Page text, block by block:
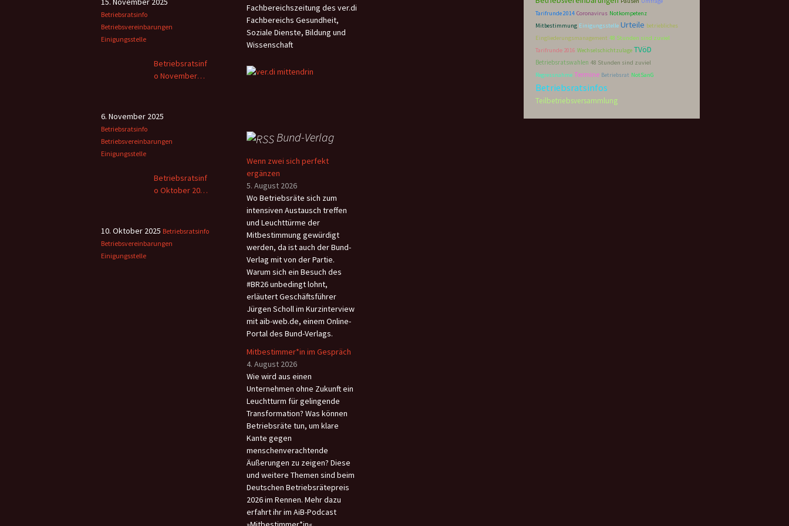
Tarifrunde 2014 Coronavirus Notkompetenz
Mitbestimmung Einigungsstelle Urteile betriebliches
Eingliederungsmanagement 48 Stunden sind zuviel
Tarifrunde 2016 Wechselschichtzulage TVöD
Betriebsratswahlen 48 Stunden sind zuviel
Regressnahme Termine Betriebsrat NotSanG
Betriebsratsinfos
Teilbetriebsversammlung
Betriebsratsinfo
Betriebsvereinbarungen
Einigungsstelle
Betriebsratsinf
o November
6. November 2025
Betriebsratsinfo
Betriebsvereinbarungen
Einigungsstelle
Betriebsratsinf
o Oktober 2025
10. Oktober 2025 Betriebsratsinfo
Betriebsvereinbarungen
Einigungsstelle
„Meine-Zeit-Konto“ sorgen,
über das Beschäftigte selbst
verfügen können.
wichtigste Inhalt dieses
Gesetzes ist die
flächendeckende Einführung
der Telenotfallmedizin (TNM) im
Rettungsdienst, welche damit
Fachbereichszeitung des ver.di
Fachbereichs Gesundheit,
Soziale Dienste, Bildung und
Wissenschaft
Bund-Verlag
Wenn zwei sich perfekt
ergänzen
5. August 2026
Wo Betriebsräte sich zum
intensiven Austausch treffen
und Leuchttürme der
Mitbestimmung gewürdigt
werden, da ist auch der Bund-
Verlag mit von der Partie.
Warum sich ein Besuch des
#BR26 unbedingt lohnt,
erläutert Geschäftsführer
Jürgen Scholl im Kurzinterview
mit aib-web.de, einem Online-
Portal des Bund-Verlags.
Mitbestimmer*in im Gespräch
4. August 2026
Wie wird aus einen
Unternehmen ohne Zukunft ein
Leuchtturm für gelingende
Transformation? Was können
Betriebsräte tun, um klare
Kante gegen
menschenverachtende
Äußerungen zu zeigen? Diese
und weitere Themen sind beim
Deutschen Betriebsrätepreis
2026 im Rennen. Mehr dazu
erfahrt ihr im AiB-Podcast